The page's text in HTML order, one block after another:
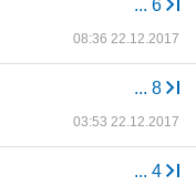
... 6
08:36 22.12.2017
... 8
03:53 22.12.2017
... 4